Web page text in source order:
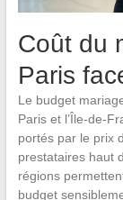
Coût du
Paris
Le budget
Paris et l’Île-de-
portés par le prix
prestataires haut
régions
budget